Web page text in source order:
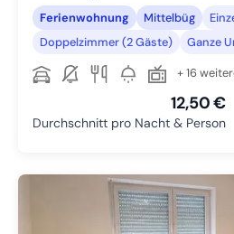
Ferienwohnung Mittelbüg
Doppelzimmer (2 Gäste)
Ganze
+ 16
12,50 €
Durchschnitt pro Nacht & Person